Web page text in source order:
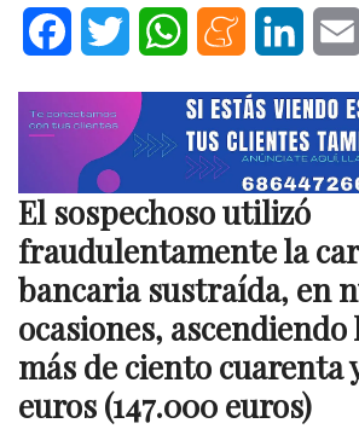
FacebookTwitter WhatsAppMeneame
El sospechoso utilizó
fraudulentamente la
bancaria sustraída, en
ocasiones, ascendiendo
más de ciento cuarenta
euros (147.000 euros)